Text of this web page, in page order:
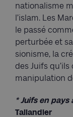
nationalisme
l’islam. Les
le passé
perturbée et
sionisme, la
des Juifs
manipulation
*Juifs en pays
Tallandier